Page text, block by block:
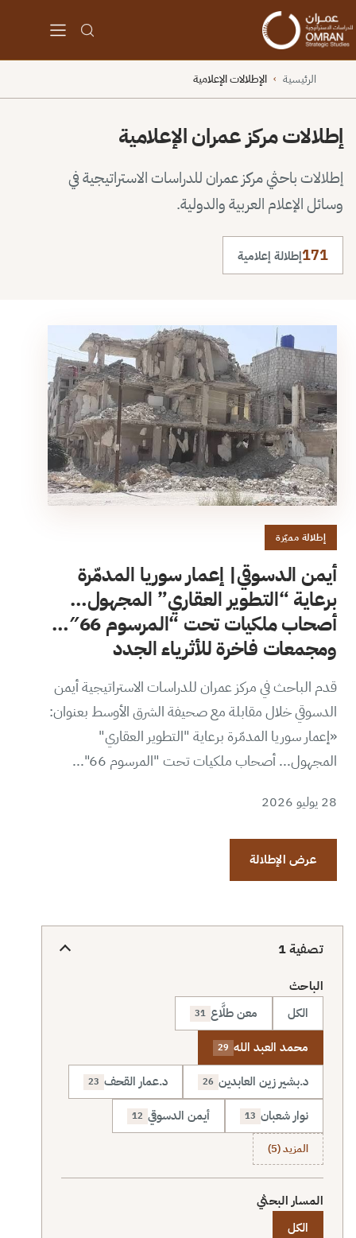
الرئيسية › الإطلالات الإعلامية
إطلالات مركز عمران الإعلامية
إطلالات باحثي مركز عمران للدراسات الاستراتيجية في
وسائل الإعلام العربية والدولية.
171إطلالة إعلامية
إطلالة مميّزة
أيمن الدسوقي| إعمار سوريا المدمّرة
برعاية “التطوير العقاري” المجهول…
أصحاب ملكيات تحت “المرسوم 66″…
ومجمعات فاخرة للأثرياء الجدد
قدم الباحث في مركز عمران للدراسات الاستراتيجية أيمن
الدسوقي خلال مقابلة مع صحيفة الشرق الأوسط بعنوان:
«إعمار سوريا المدمّرة برعاية "التطوير العقاري"
المجهول... أصحاب ملكيات تحت "المرسوم 66"...
28 يوليو 2026
عرض الإطلالة
تصفية1
الباحث
الكل
معن طلَّاع 31
محمد العبد الله 29
د.بشير زين العابدين 26 د.عمار القحف 23
نوار شعبان 13 أيمن الدسوقي 12
المزيد (5)
المسار البحثي
الكل